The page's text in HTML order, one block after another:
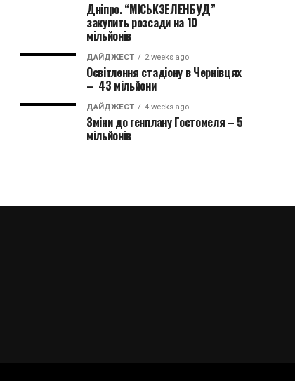
Дніпро. “МІСЬКЗЕЛЕНБУД”
закупить розсади на 10
мільйонів
ДАЙДЖЕСТ 2 weeks ago
Освітлення стадіону в Чернівцях
– 43 мільйони
ДАЙДЖЕСТ 4 weeks ago
Зміни до генплану Гостомеля – 5
мільйонів